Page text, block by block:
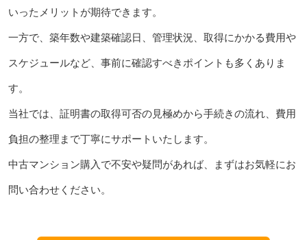
いったメリットが期待できます。
一方で、築年数や建築確認日、管理状況、取得にかかる費用や
スケジュールなど、事前に確認すべきポイントも多くありま
す。
当社では、証明書の取得可否の見極めから手続きの流れ、費用
負担の整理まで丁寧にサポートいたします。
中古マンション購入で不安や疑問があれば、まずはお気軽にお
問い合わせください。